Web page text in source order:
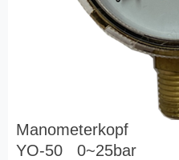
Manometerkopf
YO-50 0~25bar